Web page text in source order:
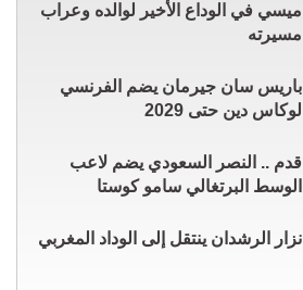
ميسي في الوداع الأخير لوالده وعراب
مسيرته
باريس سان جيرمان يضم الفرنسي
لوكاس دين حتى 2029
قدم .. النصر السعودي يضم لاعب
الوسط البرتغالي سامو كوستا
نزار الرشدان ينتقل إلى الوداد المغربي